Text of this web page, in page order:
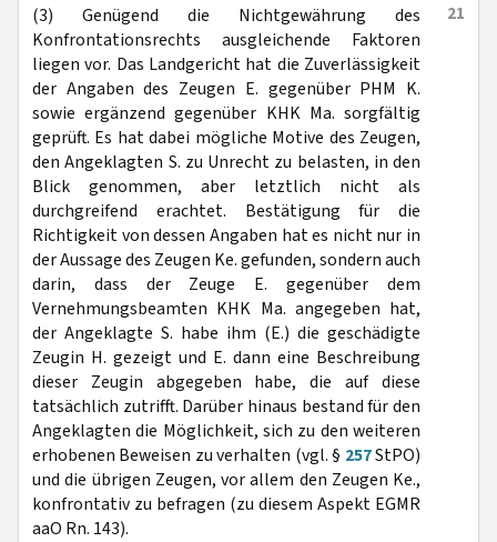
21
(3) Genügend die Nichtgewährung des
Konfrontationsrechts ausgleichende Faktoren
liegen vor. Das Landgericht hat die Zuverlässigkeit
der Angaben des Zeugen E. gegenüber PHM K.
sowie ergänzend gegenüber KHK Ma. sorgfältig
geprüft. Es hat dabei mögliche Motive des Zeugen,
den Angeklagten S. zu Unrecht zu belasten, in den
Blick genommen, aber letztlich nicht als
durchgreifend erachtet. Bestätigung für die
Richtigkeit von dessen Angaben hat es nicht nur in
der Aussage des Zeugen Ke. gefunden, sondern auch
darin, dass der Zeuge E. gegenüber dem
Vernehmungsbeamten KHK Ma. angegeben hat,
der Angeklagte S. habe ihm (E.) die geschädigte
Zeugin H. gezeigt und E. dann eine Beschreibung
dieser Zeugin abgegeben habe, die auf diese
tatsächlich zutrifft. Darüber hinaus bestand für den
Angeklagten die Möglichkeit, sich zu den weiteren
erhobenen Beweisen zu verhalten (vgl. § 257StPO)
und die übrigen Zeugen, vor allem den Zeugen Ke.,
konfrontativ zu befragen (zu diesem Aspekt EGMR
aaO Rn. 143).